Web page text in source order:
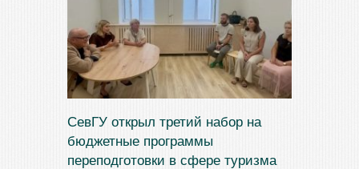
СевГУ открыл третий набор на
бюджетные программы
переподготовки в сфере туризма